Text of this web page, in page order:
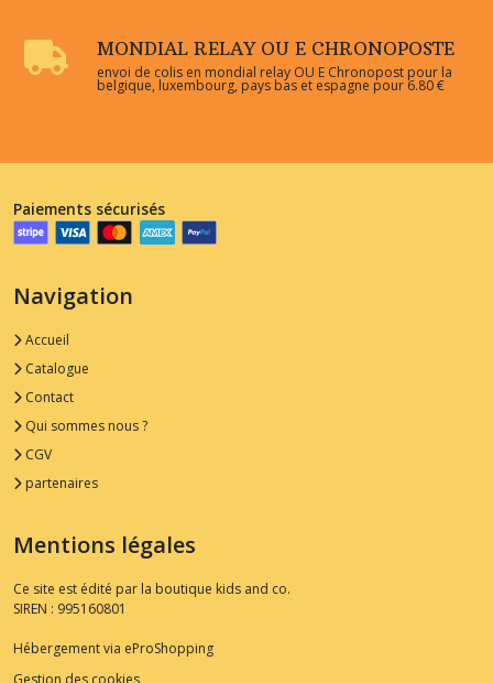
MONDIAL RELAY OU E CHRONOPOSTE
envoi de colis en mondial relay OU E Chronopost pour la
belgique, luxembourg, pays bas et espagne pour 6.80 €
Paiements sécurisés
Navigation
Accueil
Catalogue
Contact
Qui sommes nous ?
CGV
partenaires
Mentions légales
Ce site est édité par la boutique kids and co.
SIREN : 995160801
Hébergement via eProShopping
Gestion des cookies